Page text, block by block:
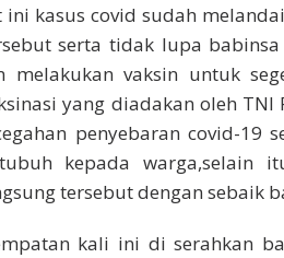
ini kasus covid sudah
serta tidak lupa
melakukan vaksin untuk
yang diadakan oleh
penyebaran covid-19
kepada warga,selain
tersebut dengan sebaik
kali ini di serahkan